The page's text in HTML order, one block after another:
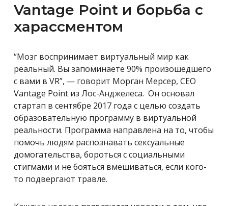
Vantage Point и борьба с
харассментом
“Мозг воспринимает виртуальный мир как
реальный. Вы запоминаете 90% произошедшего
с вами в VR”, — говорит Морган Мерсер, CEO
Vantage Point из Лос-Анджелеса. Он основал
стартап в сентябре 2017 года с целью создать
образовательную программу в виртуальной
реальности. Программа направлена на то, чтобы
помочь людям распознавать сексуальные
домогательства, бороться с социальными
стигмами и не бояться вмешиваться, если кого-
то подвергают травле.